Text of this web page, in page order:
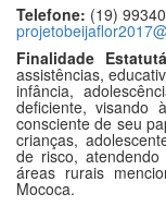
Telefone: (19)
Finalidade
assistências,
infância,
deficiente, visando
consciente de seu
crianças,
de risco,
áreas rurais
Mococa.